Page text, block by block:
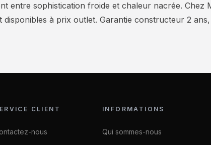
entre sophistication froide et chaleur nacrée. Chez
à prix outlet. Garantie constructeur 2
CLIENT
nous
INFORMATIONS
Qui sommes-nous